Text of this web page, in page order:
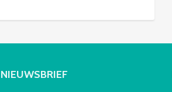
NIEUWSBRIEF